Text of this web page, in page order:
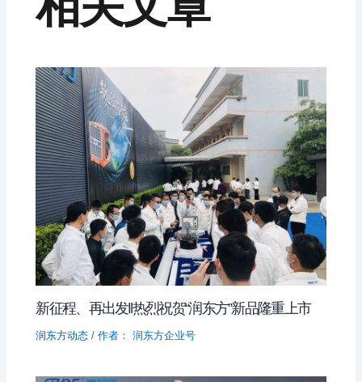
新征程、再出发‖热烈祝贺“润东方”新品隆重上市
润东方动态 / 作者： 润东方企业号